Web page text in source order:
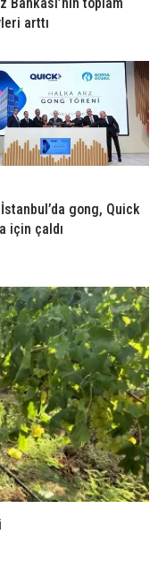
arttı
gong, Quick
için çaldı